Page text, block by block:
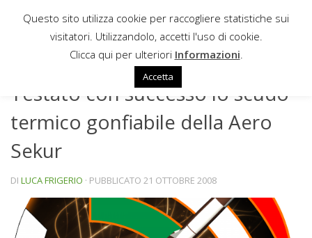
Sotto il contenuto
Testato con successo lo scudo
termico gonfiabile della Aero
Sekur
DI LUCA FRIGERIO · PUBBLICATO 21 OTTOBRE 2008
Questo sito utilizza cookie per raccogliere statistiche sui
visitatori. Utilizzandolo, accetti l'uso di cookie.
Clicca qui per ulteriori Informazioni
Accetta